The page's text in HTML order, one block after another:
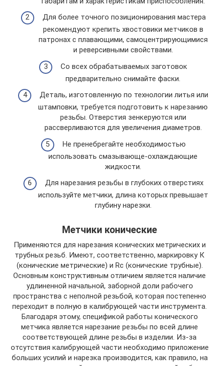
Для более точного позиционирования мастера
рекомендуют крепить хвостовики метчиков в
патронах с плавающими, самоцентрирующимися
и реверсивными свойствами.
Со всех обрабатываемых заготовок
предварительно снимайте фаски.
Деталь, изготовленную по технологии литья или
штамповки, требуется подготовить к нарезанию
резьбы. Отверстия зенкеруются или
рассверливаются для увеличения диаметров.
Не пренебрегайте необходимостью
использовать смазывающе-охлаждающие
жидкости.
Для нарезания резьбы в глубоких отверстиях
используйте метчики, длина которых превышает
глубину нарезки.
Метчики конические
Применяются для нарезания конических метрических и
трубных резьб. Имеют, соответственно, маркировку К
(конические метрические) и Rc (конические трубные).
Основным конструктивным отличием является наличие
удлиненной начальной, заборной доли рабочего
пространства с неполной резьбой, которая постепенно
переходит в полную в калибрующей части инструмента.
Благодаря этому, спецификой работы конического
метчика является нарезание резьбы по всей длине
соответствующей длине резьбы в изделии. Из-за
отсутствия калибрующей части необходимо приложение
больших усилий и нарезка производится, как правило, на